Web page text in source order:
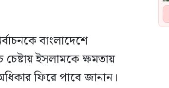
বাংলাদেশে
চেষ্টায় ইসলামকে ক্ষমতায়
ফিরে পাবে জানান।